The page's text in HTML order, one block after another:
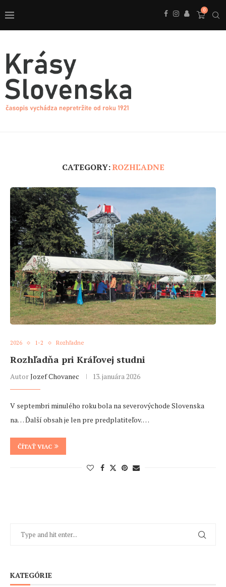
0
CATEGORY:ROZHĽADNE
2026 1-2 Rozhľadne
Rozhľadňa pri Kráľovej studni
AutorJozef Chovanec 13. januára 2026
V septembri minulého roku bola na severovýchode Slovenska
na… Ďalší obsah je len pre predplatiteľov. …
ČÍTAŤ VIAC
KATEGÓRIE